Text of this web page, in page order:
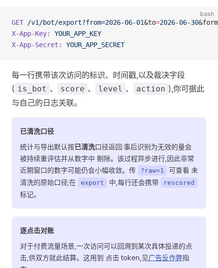
bash
GET /v1/bot/export?from=2026-06-01&to=2026-06-30
X-App-Key:
YOUR_APP_KEY
X-App-Secret:
YOUR_APP_SECRET
每一行携带该次访问的标识、时间戳,以及裁决字段
( is_bot 、 score 、 level 、 action ),你可据此
与自己的日志关联。
已清洗口径
统计与导出默认按已清洗口径返回:事后识别为无效的量会
被持续重评估并从数字中 剔除。该过程异步进行,因此非常
近期窗口的数字可能仍会小幅收敛。传
?raw=1
可查看 未
清洗的原始口径;在
export 中,每行还会携带 rescored
标记。
逐点击对账
对于付费流量场景,一次访问可以回溯到某次具体投递的点
击,供双方就此结算。这用到 点击 token,见广告反作弊指